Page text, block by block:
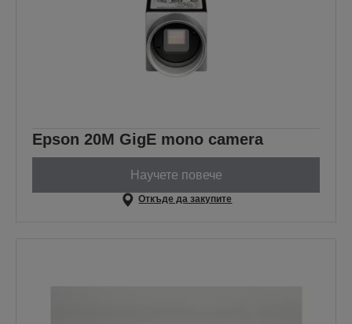
Epson 20M GigE mono camera
Научете повече
Откъде да закупите